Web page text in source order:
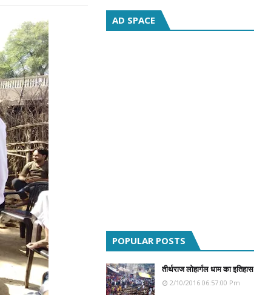
AD SPACE
POPULAR POSTS
तीर्थराज लोहार्गल धाम का इतिहास
2/10/2016 06:57:00 Pm